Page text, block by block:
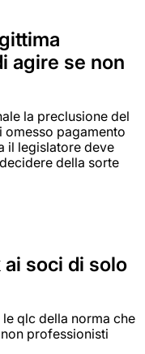
agire se non
la preclusione del
pagamento
il legislatore deve
della sorte
soci di solo
qlc della norma che
professionisti